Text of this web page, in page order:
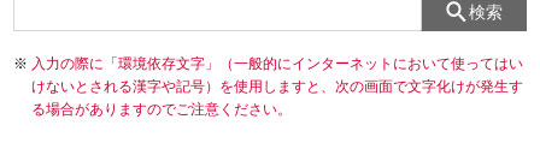
検索
入力の際に「環境依存文字」（一般的にインターネットにおいて使ってはい
けないとされる漢字や記号）を使用しますと、次の画面で文字化けが発生す
る場合がありますのでご注意ください。